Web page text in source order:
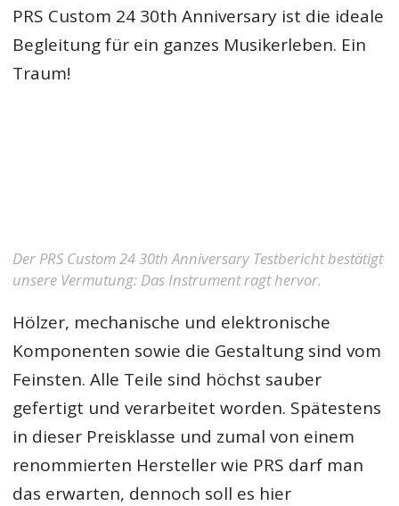
PRS Custom 24 30th Anniversary ist die ideale
Begleitung für ein ganzes Musikerleben. Ein
Traum!
Der PRS Custom 24 30th Anniversary Testbericht bestätigt
unsere Vermutung: Das Instrument ragt hervor.
Hölzer, mechanische und elektronische
Komponenten sowie die Gestaltung sind vom
Feinsten. Alle Teile sind höchst sauber
gefertigt und verarbeitet worden. Spätestens
in dieser Preisklasse und zumal von einem
renommierten Hersteller wie PRS darf man
das erwarten, dennoch soll es hier